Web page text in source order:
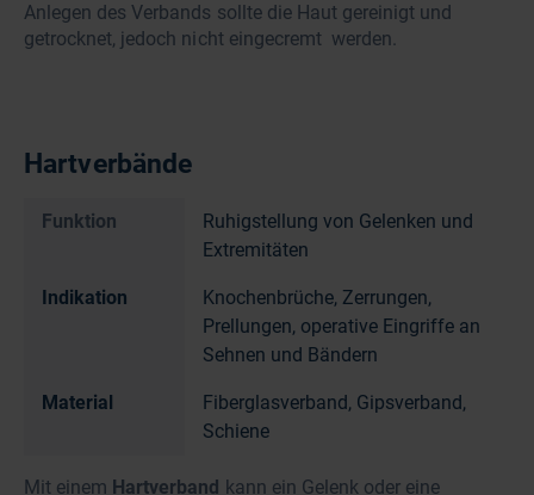
Anlegen des Verbands sollte die Haut gereinigt und
getrocknet, jedoch nicht eingecremt werden.
Hartverbände
Funktion
Ruhigstellung von Gelenken und
Extremitäten
Indikation
Knochenbrüche, Zerrungen,
Prellungen, operative Eingriffe an
Sehnen und Bändern
Material
Fiberglasverband, Gipsverband,
Schiene
Mit einem Hartverband kann ein Gelenk oder eine